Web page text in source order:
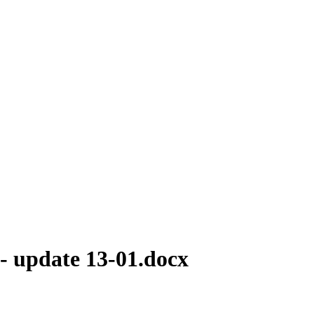
update 13-01.docx